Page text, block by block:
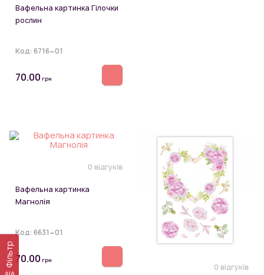
Фільтр
Вафельна картинка Гілочки
рослин
Код: 6716~01
70.00 грн
0 відгуків
Вафельна картинка
Магнолія
Код: 6631~01
70.00 грн
0 відгуків